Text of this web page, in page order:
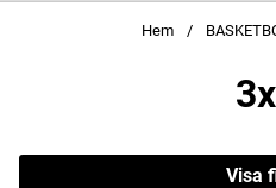
Hem
Visa